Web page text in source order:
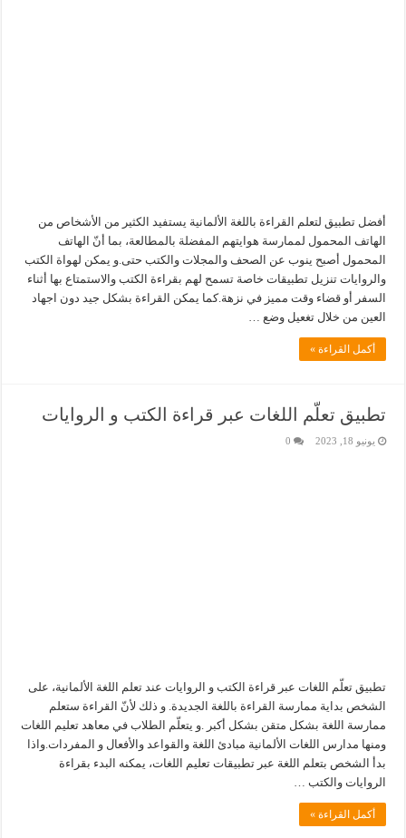
أفضل تطبيق لتعلم القراءة باللغة الألمانية يستفيد الكثير من الأشخاص من
الهاتف المحمول لممارسة هوايتهم المفضلة بالمطالعة، بما أنّ الهاتف
المحمول أصبح ينوب عن الصحف والمجلات والكتب حتى.و يمكن لهواة الكتب
والروايات تنزيل تطبيقات خاصة تسمح لهم بقراءة الكتب والاستمتاع بها أثناء
السفر أو قضاء وقت مميز في نزهة.كما يمكن القراءة بشكل جيد دون اجهاد
العين من خلال تغعيل وضع …
أكمل القراءة »
تطبيق تعلّم اللغات عبر قراءة الكتب و الروايات
يونيو 18, 2023 0
تطبيق تعلّم اللغات عبر قراءة الكتب و الروايات عند تعلم اللغة الألمانية، على
الشخص بداية ممارسة القراءة باللغة الجديدة. و ذلك لأنّ القراءة ستعلم
ممارسة اللغة بشكل متقن بشكل أكبر .و يتعلّم الطلاب في معاهد تعليم اللغات
ومنها مدارس اللغات الألمانية مبادئ اللغة والقواعد والأفعال و المفردات.واذا
بدأ الشخص بتعلم اللغة عبر تطبيقات تعليم اللغات، يمكنه البدء بقراءة
الروايات والكتب …
أكمل القراءة »